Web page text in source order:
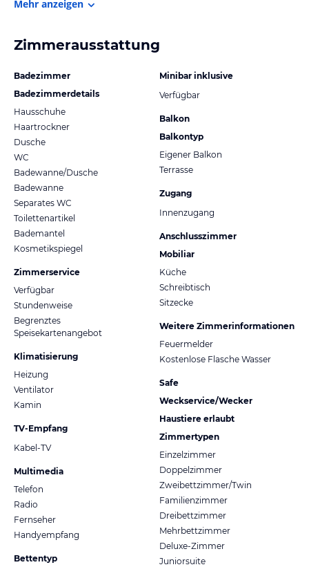
Mehr anzeigen
Zimmerausstattung
Badezimmer
Badezimmerdetails
Hausschuhe
Haartrockner
Dusche
WC
Badewanne/Dusche
Badewanne
Separates WC
Toilettenartikel
Bademantel
Kosmetikspiegel
Zimmerservice
Verfügbar
Stundenweise
Begrenztes
Speisekartenangebot
Klimatisierung
Heizung
Ventilator
Kamin
TV-Empfang
Kabel-TV
Multimedia
Telefon
Radio
Fernseher
Handyempfang
Bettentyp
Minibar inklusive
Verfügbar
Balkon
Balkontyp
Eigener Balkon
Terrasse
Zugang
Innenzugang
Anschlusszimmer
Mobiliar
Küche
Schreibtisch
Sitzecke
Weitere Zimmerinformationen
Feuermelder
Kostenlose Flasche Wasser
Safe
Weckservice/Wecker
Haustiere erlaubt
Zimmertypen
Einzelzimmer
Doppelzimmer
Zweibettzimmer/Twin
Familienzimmer
Dreibettzimmer
Mehrbettzimmer
Deluxe-Zimmer
Juniorsuite